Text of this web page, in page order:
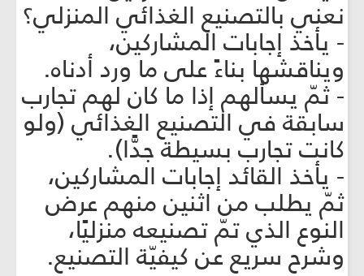
نعني بالتصنيع الغذائي المنزلي؟
- يأخذ إجابات المشاركين،
ويناقشها بناءً على ما ورد أدناه.
- ثمّ يسألهم إذا ما كان لهم تجارب
سابقة في التصنيع الغذائي (ولو
كانت تجارب بسيطة جدًّا).
- يأخذ القائد إجابات المشاركين،
ثمّ يطلب من اثنين منهم عرض
النوع الذي تمّ تصنيعه منزليًا،
وشرح سريع عن كيفيّة التصنيع.